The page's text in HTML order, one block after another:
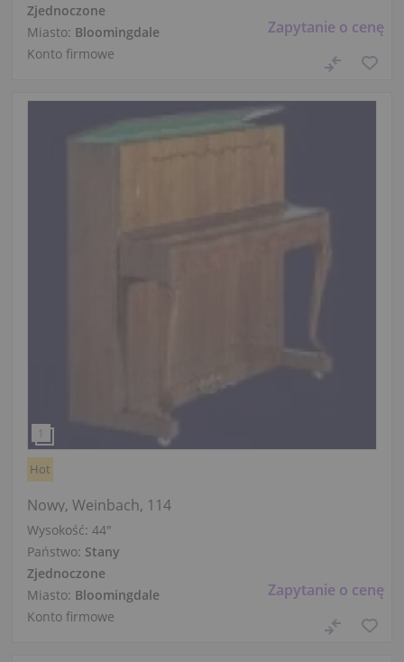
Zapytanie o cenę
Zjednoczone
Miasto: Bloomingdale
Konto firmowe
Zapytanie o cenę
Hot
Nowy, Weinbach, 114
Wysokość: 44″
Państwo: Stany
Zjednoczone
Miasto: Bloomingdale
Konto firmowe